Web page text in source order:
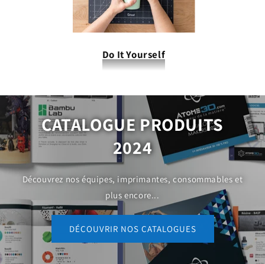
Do It Yourself
CATALOGUE PRODUITS
2024
Découvrez nos équipes, imprimantes, consommables et
plus encore...
DÉCOUVRIR NOS CATALOGUES